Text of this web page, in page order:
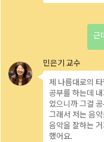
근
제 나름대로의
공부를 하는데
었으니까 그걸
그래서 저는 음
음악을 잘하는
했어요.